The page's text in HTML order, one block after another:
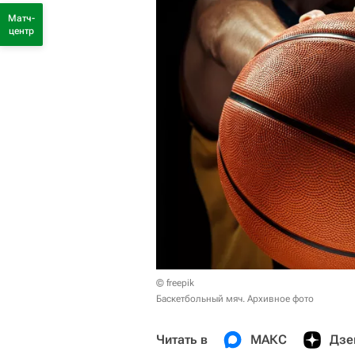
© freepik
Баскетбольный мяч. Архивное фото
Читать в МАКС
Матч-
центр